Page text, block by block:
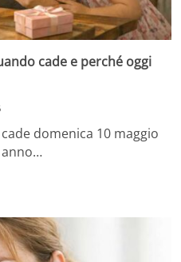
cade e perché oggi
domenica 10 maggio
anno…